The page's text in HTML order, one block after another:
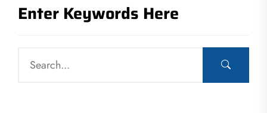
Enter Keywords Here